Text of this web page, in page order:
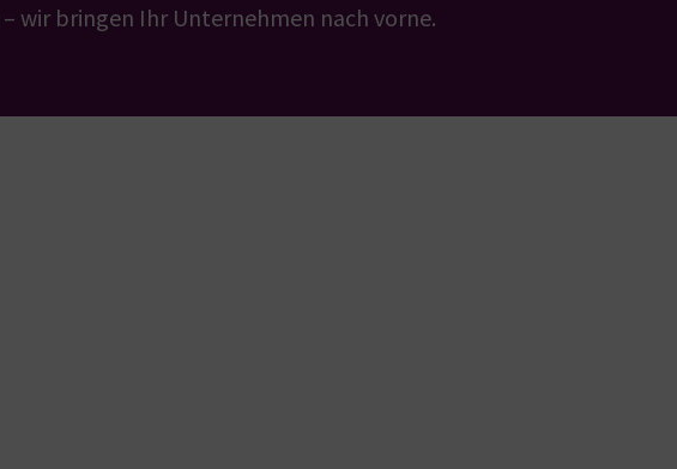
wir bringen Ihr Unternehmen nach vorne.